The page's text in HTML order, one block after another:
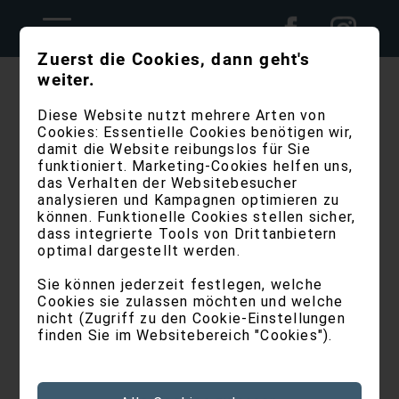
Cookies
WAS SIND COOKIES?
Die EU-Richtlinie 2009/136/EG (E-
Privacy) regelt die Verwendung von
Cookies auf Webseiten. Diese wurde
am 25. Mai 2012 in Italien umgesetzt.
Ein Cookie ist ein kurzes Text-
Zuerst die Cookies, dann geht's
weiter.
Diese Website nutzt mehrere Arten von
Cookies: Essentielle Cookies benötigen wir,
damit die Website reibungslos für Sie
funktioniert. Marketing-Cookies helfen uns,
das Verhalten der Websitebesucher
analysieren und Kampagnen optimieren zu
können. Funktionelle Cookies stellen sicher,
dass integrierte Tools von Drittanbietern
optimal dargestellt werden.
Sie können jederzeit festlegen, welche
Cookies sie zulassen möchten und welche
nicht (Zugriff zu den Cookie-Einstellungen
finden Sie im Websitebereich "Cookies").